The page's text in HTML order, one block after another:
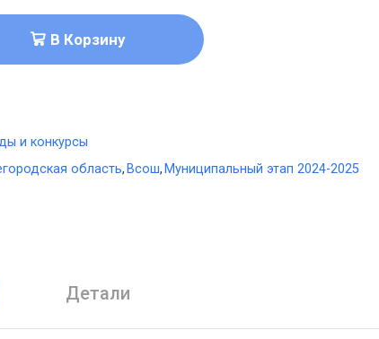
В Корзину
и конкурсы
область, Всош, Муниципальный этап 2024-2025
Детали